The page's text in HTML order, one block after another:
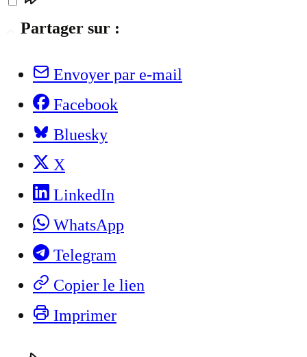
Partager sur :
Envoyer par e-mail
Facebook
Bluesky
X
LinkedIn
WhatsApp
Telegram
Copier le lien
Imprimer